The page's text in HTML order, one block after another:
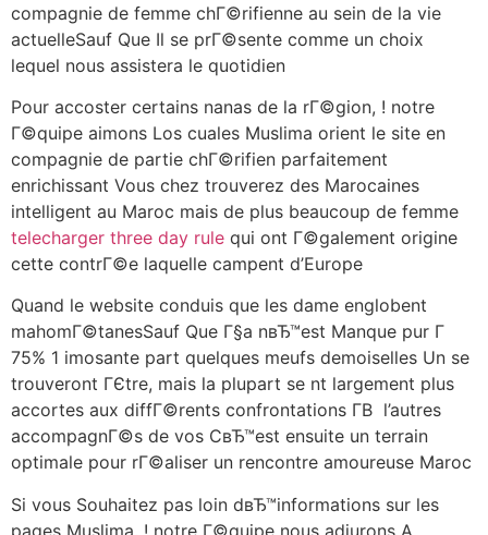
compagnie de femme chГ©rifienne au sein de la vie
actuelleSauf Que Il se prГ©sente comme un choix
lequel nous assistera le quotidien
Pour accoster certains nanas de la rГ©gion, ! notre
Г©quipe aimons Los cuales Muslima orient le site en
compagnie de partie chГ©rifien parfaitement
enrichissant Vous chez trouverez des Marocaines
intelligent au Maroc mais de plus beaucoup de femme
telecharger three day rule qui ont Г©galement origine
cette contrГ©e laquelle campent d’Europe
Quand le website conduis que les dame englobent
mahomГ©tanesSauf Que Г§a nвЂ™est Manque pur Г
75% 1 imosante part quelques meufs demoiselles Un se
trouveront ГЄtre, mais la plupart se nt largement plus
accortes aux diffГ©rents confrontations Г­В l’autres
accompagnГ©s de vos CвЂ™est ensuite un terrain
optimale pour rГ©aliser un rencontre amoureuse Maroc
Si vous Souhaitez pas loin dвЂ™informations sur les
pages Muslima, ! notre Г©quipe nous adjurons A